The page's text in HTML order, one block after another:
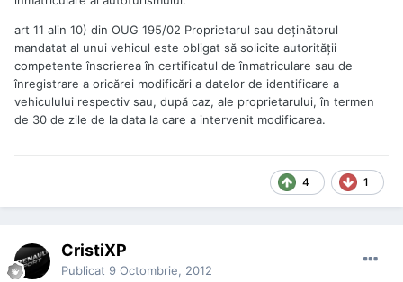
art 11 alin 10) din OUG 195/02 Proprietarul sau deţinătorul
mandatat al unui vehicul este obligat să solicite autorităţii
competente înscrierea în certificatul de înmatriculare sau de
înregistrare a oricărei modificări a datelor de identificare a
vehiculului respectiv sau, după caz, ale proprietarului, în termen
de 30 de zile de la data la care a intervenit modificarea.
4 1
CristiXP
Publicat 9 Octombrie, 2012